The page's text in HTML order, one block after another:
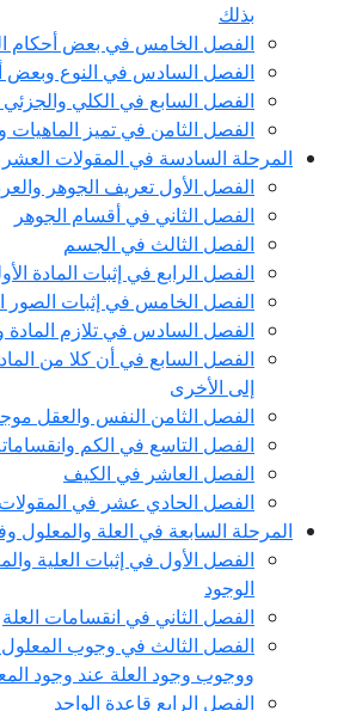
بذلك
الفصل الخامس في بعض أحكام
الفصل السادس في النوع وبعض
الفصل السابع في الكلي
الفصل الثامن في تميز
المرحلة السادسة في المقولات
الفصل الأول تعريف الجوهر
الفصل الثاني في أقسام الجوهر
الفصل الثالث في الجسم
الفصل الرابع في إثبات المادة
الفصل الخامس في إثبات الصور
الفصل السادس في تلازم المادة
الفصل السابع في أن كلا من
إلى الأخرى
الفصل الثامن النفس والعقل
الفصل التاسع في الكم
الفصل العاشر في الكيف
الفصل الحادي عشر في المقولات
المرحلة السابعة في العلة والمعلول
الفصل الأول في إثبات العلية
الوجود
الفصل الثاني في انقسامات العلة
الفصل الثالث في وجوب المعلول
ووجوب وجود العلة عند وجود
الفصل الرابع قاعدة الواحد